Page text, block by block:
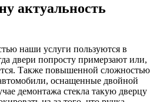
актуальность
наши услуги пользуются в
двери попросту примерзают или,
Также повышенной сложностью
оснащенные двойной
демонтажа стекла такую дверцу